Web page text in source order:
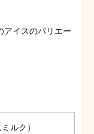
アイスのバリエー
ルク）